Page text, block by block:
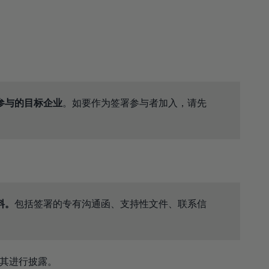
与的目标企业。如要作为签署参与者加入，请先
包括签署的专有沟通函、支持性文件、联系信
进行披露。